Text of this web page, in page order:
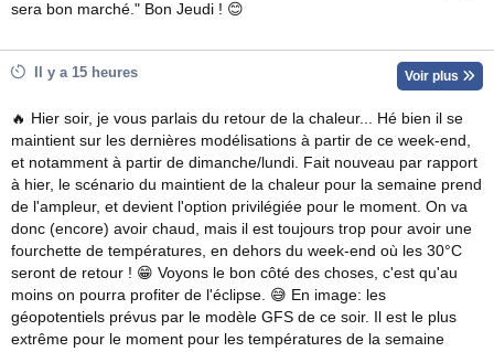
sera bon marché." Bon Jeudi ! 😊
Il y a 15 heures Voir plus
🔥 Hier soir, je vous parlais du retour de la chaleur... Hé bien il se
maintient sur les dernières modélisations à partir de ce week-end,
et notamment à partir de dimanche/lundi. Fait nouveau par rapport
à hier, le scénario du maintient de la chaleur pour la semaine prend
de l'ampleur, et devient l'option privilégiée pour le moment. On va
donc (encore) avoir chaud, mais il est toujours trop pour avoir une
fourchette de températures, en dehors du week-end où les 30°C
seront de retour ! 😁 Voyons le bon côté des choses, c'est qu'au
moins on pourra profiter de l'éclipse. 😅 En image: les
géopotentiels prévus par le modèle GFS de ce soir. Il est le plus
extrême pour le moment pour les températures de la semaine